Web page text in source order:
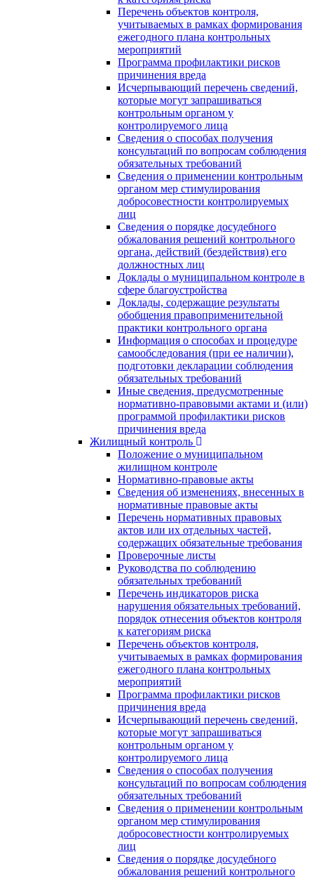
Перечень объектов контроля,
учитываемых в рамках формирования
ежегодного плана контрольных
мероприятий
Программа профилактики рисков
причинения вреда
Исчерпывающий перечень сведений,
которые могут запрашиваться
контрольным органом у
контролируемого лица
Сведения о способах получения
консультаций по вопросам соблюдения
обязательных требований
Сведения о применении контрольным
органом мер стимулирования
добросовестности контролируемых
лиц
Сведения о порядке досудебного
обжалования решений контрольного
органа, действий (бездействия) его
должностных лиц
Доклады о муниципальном контроле в
сфере благоустройства
Доклады, содержащие результаты
обобщения правоприменительной
практики контрольного органа
Информация о способах и процедуре
самообследования (при ее наличии),
подготовки декларации соблюдения
обязательных требований
Иные сведения, предусмотренные
нормативно-правовыми актами и (или)
программой профилактики рисков
причинения вреда
Жилищный контроль
Положение о муниципальном
жилищном контроле
Нормативно-правовые акты
Сведения об изменениях, внесенных в
нормативные правовые акты
Перечень нормативных правовых
актов или их отдельных частей,
содержащих обязательные требования
Проверочные листы
Руководства по соблюдению
обязательных требований
Перечень индикаторов риска
нарушения обязательных требований,
порядок отнесения объектов контроля
к категориям риска
Перечень объектов контроля,
учитываемых в рамках формирования
ежегодного плана контрольных
мероприятий
Программа профилактики рисков
причинения вреда
Исчерпывающий перечень сведений,
которые могут запрашиваться
контрольным органом у
контролируемого лица
Сведения о способах получения
консультаций по вопросам соблюдения
обязательных требований
Сведения о применении контрольным
органом мер стимулирования
добросовестности контролируемых
лиц
Сведения о порядке досудебного
обжалования решений контрольного